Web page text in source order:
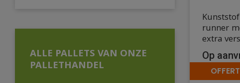
ALLE PALLETS VAN ONZE
PALLETHANDEL
runner
extra
Op